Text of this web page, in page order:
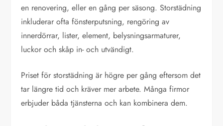
en renovering, eller en gång per säsong. Storstädning
inkluderar ofta fönsterputsning, rengöring av
innerdörrar, lister, element, belysningsarmaturer,
luckor och skåp in- och utvändigt.
Priset för storstädning är högre per gång eftersom det
tar längre tid och kräver mer arbete. Många firmor
erbjuder båda tjänsterna och kan kombinera dem.